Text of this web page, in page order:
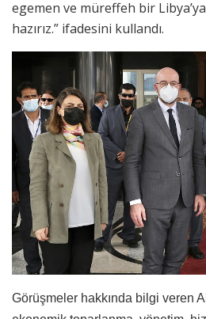
egemen ve müreffeh bir
hazırız.” ifadesini kullandı.
Görüşmeler hakkında bilgi veren